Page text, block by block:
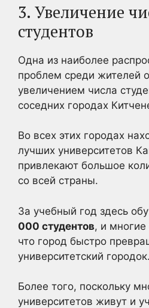
3. Увеличение
студентов
Одна из наиболее
проблем среди жителей
увеличением числа
соседних городах
Во всех этих городах
лучших университетов
привлекают большое
со всей страны.
За учебный год здесь
000 студентов, и многие
что город быстро
университетский городок.
Более того, поскольку
университетов живут и